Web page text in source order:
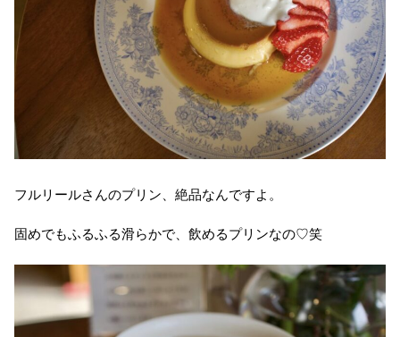
フルリールさんのプリン、絶品なんですよ。
固めでもふるふる滑らかで、飲めるプリンなの♡笑